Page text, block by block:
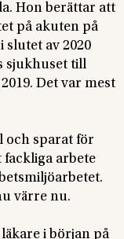
Hon berättar att
på akuten på
slutet av 2020
sjukhuset till
Det var mest
och sparat för
fackliga arbete
värre nu.
i början på